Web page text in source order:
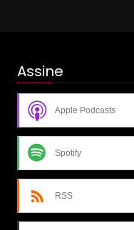
Assine
Apple Podcasts
Spotify
RSS